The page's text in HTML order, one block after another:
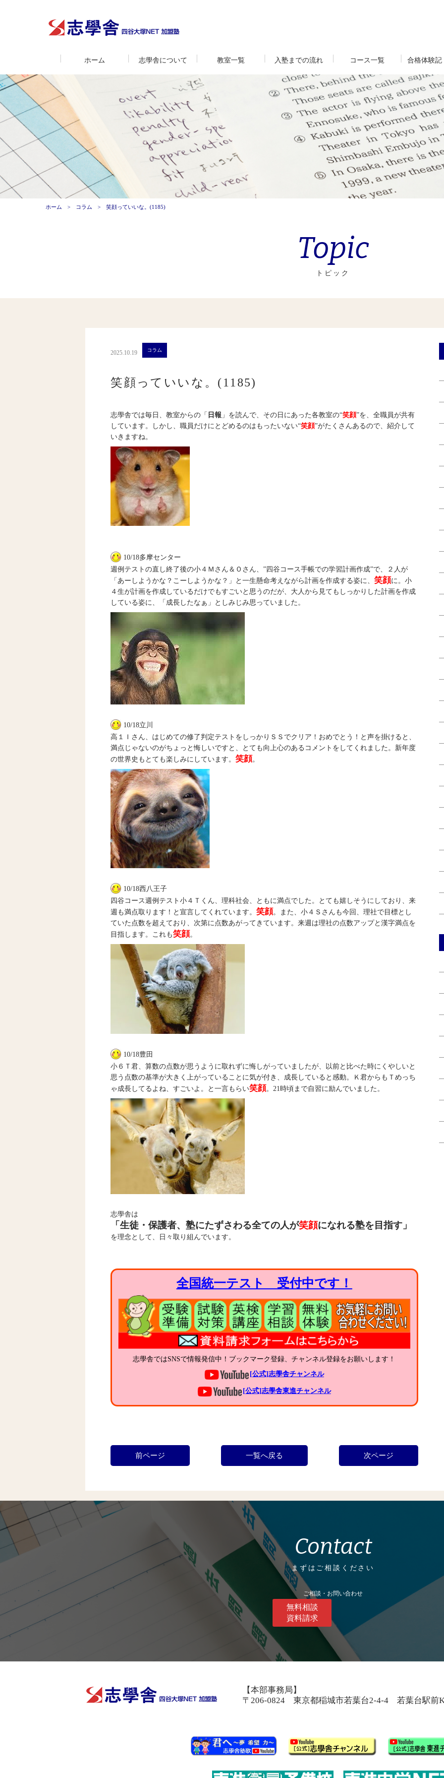
ホーム 志學舎について 教室一覧 入塾までの流れ コース一覧 合格体験記
ホーム コラム 笑顔っていいな。(1185)
Topic
トピック
2025.10.19 コラム
笑顔っていいな。(1185)
志學舎では毎日、教室からの「 日報 」を読んで、その日にあった各教室の“笑顔”を、全職員が共有
しています。しかし、職員だけにとどめるのはもったいない“笑顔”がたくさんあるので、紹介して
いきますね。
10/18多摩センター
週例テストの直し終了後の小４Ｍさん＆Ｏさん、”四谷コース手帳での学習計画作成”で、２人が
「あーしようかな？こーしようかな？」と一生懸命考えながら計画を作成する姿に、笑顔に。小
４生が計画を作成しているだけでもすごいと思うのだが、大人から見てもしっかりした計画を作成
している姿に、「成長したなぁ」としみじみ思っていました。
10/18立川
高１Ｉさん、はじめての修了判定テストをしっかりＳＳでクリア！おめでとう！と声を掛けると、
満点じゃないのがちょっと悔しいですと、とても向上心のあるコメントをしてくれました。新年度
の世界史もとても楽しみにしています。笑顔。
10/18西八王子
四谷コース週例テスト小４Ｔくん、理科社会、ともに満点でした。とても嬉しそうにしており、来
週も満点取ります！と宣言してくれています。笑顔。また、小４Ｓさんも今回、理社で目標とし
ていた点数を超えており、次第に点数あがってきています。来週は理社の点数アップと漢字満点を
目指します。これも笑顔。
10/18豊田
小６Ｔ君、算数の点数が思うように取れずに悔しがっていましたが、以前と比べた時にくやしいと
思う点数の基準が大きく上がっていることに気が付き、成長していると感動。Ｋ君からもＴめっち
ゃ成長してるよね、すごいよ。と一言もらい笑顔。21時頃まで自習に励んでいました。
志學舎は
「生徒・保護者、塾にたずさわる全ての人が笑顔になれる塾を目指す」
を理念として、日々取り組んでいます。
全国統一テスト 受付中です！
志學舎ではSNSで情報発信中！ブックマーク登録、チャンネル登録をお願いします！
[公式]志學舎チャンネル
[公式]志學舎東進チャンネル
前ページ 一覧へ戻る 次ページ
Contact
まずはご相談ください
ご相談・お問い合わせ
無料相談
資料請求
【本部事務局】
〒206-0824 東京都稲城市若葉台2-4-4 若葉台駅前